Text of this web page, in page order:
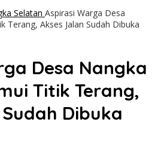
Selatan Aspirasi Warga Desa
Terang, Akses Jalan Sudah Dibuka
Desa Nangka
Titik Terang,
Dibuka